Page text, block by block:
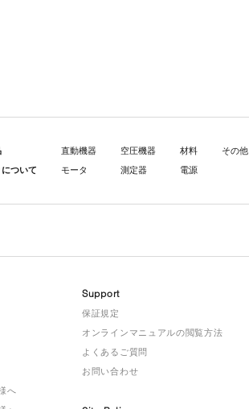
ついて
直動機器
モータ
空圧機器
測定器
材料
電源
その他
へ
Support
保証規定
オンラインマニュアルの閲覧方法
よくあるご質問
お問い合わせ